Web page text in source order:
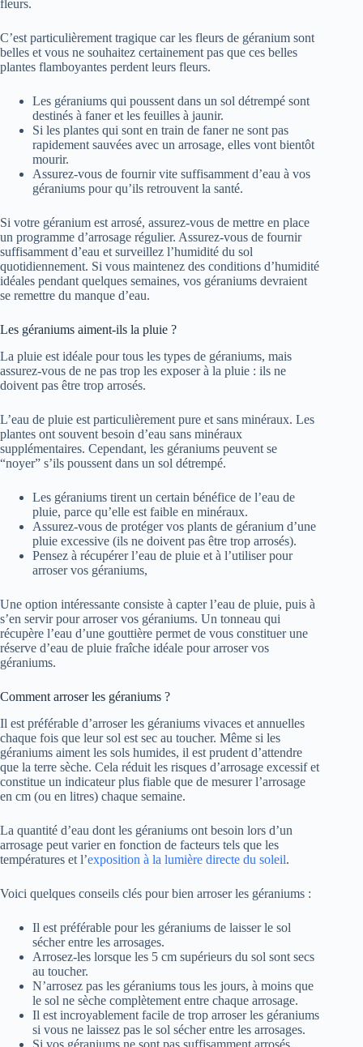
fleurs.
C’est particulièrement tragique car les fleurs de géranium sont
belles et vous ne souhaitez certainement pas que ces belles
plantes flamboyantes perdent leurs fleurs.
Les géraniums qui poussent dans un sol détrempé sont
destinés à faner et les feuilles à jaunir.
Si les plantes qui sont en train de faner ne sont pas
rapidement sauvées avec un arrosage, elles vont bientôt
mourir.
Assurez-vous de fournir vite suffisamment d’eau à vos
géraniums pour qu’ils retrouvent la santé.
Si votre géranium est arrosé, assurez-vous de mettre en place
un programme d’arrosage régulier. Assurez-vous de fournir
suffisamment d’eau et surveillez l’humidité du sol
quotidiennement. Si vous maintenez des conditions d’humidité
idéales pendant quelques semaines, vos géraniums devraient
se remettre du manque d’eau.
Les géraniums aiment-ils la pluie ?
La pluie est idéale pour tous les types de géraniums, mais
assurez-vous de ne pas trop les exposer à la pluie : ils ne
doivent pas être trop arrosés.
L’eau de pluie est particulièrement pure et sans minéraux. Les
plantes ont souvent besoin d’eau sans minéraux
supplémentaires. Cependant, les géraniums peuvent se
“noyer” s’ils poussent dans un sol détrempé.
Les géraniums tirent un certain bénéfice de l’eau de
pluie, parce qu’elle est faible en minéraux.
Assurez-vous de protéger vos plants de géranium d’une
pluie excessive (ils ne doivent pas être trop arrosés).
Pensez à récupérer l’eau de pluie et à l’utiliser pour
arroser vos géraniums,
Une option intéressante consiste à capter l’eau de pluie, puis à
s’en servir pour arroser vos géraniums. Un tonneau qui
récupère l’eau d’une gouttière permet de vous constituer une
réserve d’eau de pluie fraîche idéale pour arroser vos
géraniums.
Comment arroser les géraniums ?
Il est préférable d’arroser les géraniums vivaces et annuelles
chaque fois que leur sol est sec au toucher. Même si les
géraniums aiment les sols humides, il est prudent d’attendre
que la terre sèche. Cela réduit les risques d’arrosage excessif et
constitue un indicateur plus fiable que de mesurer l’arrosage
en cm (ou en litres) chaque semaine.
La quantité d’eau dont les géraniums ont besoin lors d’un
arrosage peut varier en fonction de facteurs tels que les
températures et l’exposition à la lumière directe du soleil.
Voici quelques conseils clés pour bien arroser les géraniums :
Il est préférable pour les géraniums de laisser le sol
sécher entre les arrosages.
Arrosez-les lorsque les 5 cm supérieurs du sol sont secs
au toucher.
N’arrosez pas les géraniums tous les jours, à moins que
le sol ne sèche complètement entre chaque arrosage.
Il est incroyablement facile de trop arroser les géraniums
si vous ne laissez pas le sol sécher entre les arrosages.
Si vos géraniums ne sont pas suffisamment arrosés,